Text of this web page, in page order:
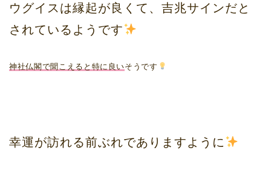
ウグイスは縁起が良くて、吉兆サインだと
されているようです
神社仏閣で聞こえると特に良いそうです
幸運が訪れる前ぶれでありますように